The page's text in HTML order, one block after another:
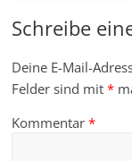
Schreibe
Deine E-Mail-
Felder sind mit*
Kommentar*